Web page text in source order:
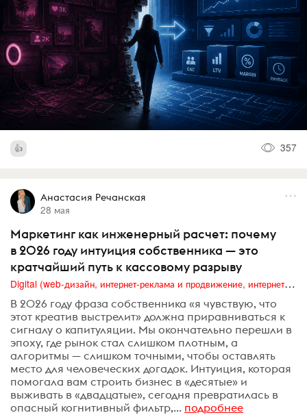
357
Анастасия Речанская
28 мая
Маркетинг как инженерный расчет: почему
в 2026 году интуиция собственника — это
кратчайший путь к кассовому разрыву
Digital (web-дизайн, интернет-реклама и продвижение, интернет-сообщества и блоги, интернет-коммуникации, мобильный маркетинг, реклама на цифровых экранах)
В 2026 году фраза собственника «я чувствую, что
этот креатив выстрелит» должна приравниваться к
сигналу о капитуляции. Мы окончательно перешли в
эпоху, где рынок стал слишком плотным, а
алгоритмы — слишком точными, чтобы оставлять
место для человеческих догадок. Интуиция, которая
помогала вам строить бизнес в «десятые» и
выживать в «двадцатые», сегодня превратилась в
опасный когнитивный фильтр,... подробнее